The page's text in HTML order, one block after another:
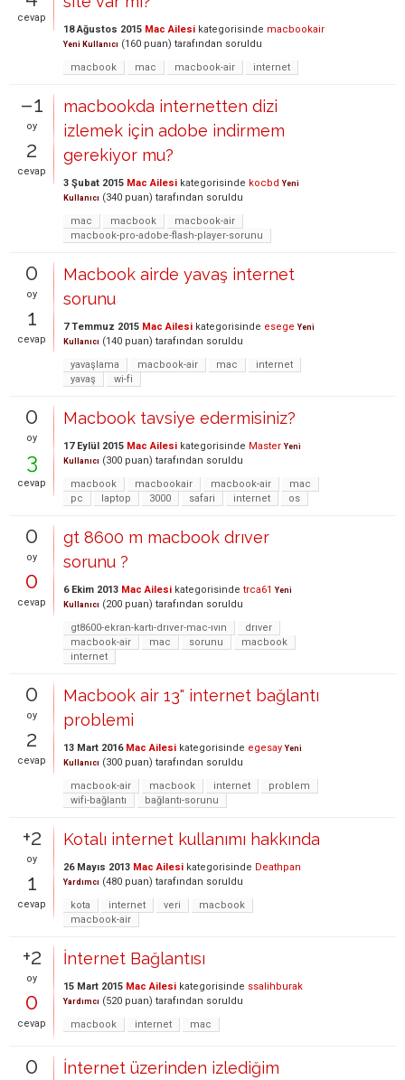
cevap
18 Ağustos 2015 Mac Ailesi kategorisinde macbookair
Yeni Kullanıcı (160 puan) tarafından soruldu
macbook
mac macbook-air internet
–1
oy
2
cevap
macbookda internetten dizi
izlemek için adobe indirmem
gerekiyor mu?
3 Şubat 2015 Mac Ailesi kategorisinde kocbd Yeni
Kullanıcı (340 puan) tarafından soruldu
mac
macbook
macbook-air
macbook-pro-adobe-flash-player-sorunu
0
oy
1
cevap
Macbook airde yavaş internet
sorunu
7 Temmuz 2015 Mac Ailesi kategorisinde esege Yeni
Kullanıcı (140 puan) tarafından soruldu
yavaşlama
macbook-air mac
internet
yavaş
wi-fi
0
oy
3
cevap
Macbook tavsiye edermisiniz?
17 Eylül 2015 Mac Ailesi kategorisinde Master Yeni
Kullanıcı (300 puan) tarafından soruldu
macbook
macbookair macbook-air
mac
pc
laptop 3000 safari internet os
0
oy
0
cevap
gt 8600 m macbook drıver
sorunu ?
6 Ekim 2013 Mac Ailesi kategorisinde trca61 Yeni
Kullanıcı (200 puan) tarafından soruldu
gt8600-ekran-kartı-drıver-mac-ıvın
drıver
macbook-air
mac sorunu
macbook
internet
0
oy
2
cevap
Macbook air 13" internet bağlantı
problemi
13 Mart 2016 Mac Ailesi kategorisinde egesay Yeni
Kullanıcı (300 puan) tarafından soruldu
macbook-air
macbook internet
problem
wifi-bağlantı
bağlantı-sorunu
+2
oy
1
cevap
Kotalı internet kullanımı hakkında
26 Mayıs 2013 Mac Ailesi kategorisinde Deathpan
Yardımcı (480 puan) tarafından soruldu
kota
internet veri
macbook
macbook-air
+2
oy
0
cevap
İnternet Bağlantısı
15 Mart 2015 Mac Ailesi kategorisinde ssalihburak
Yardımcı (520 puan) tarafından soruldu
macbook
internet mac
0
İnternet üzerinden izlediğim